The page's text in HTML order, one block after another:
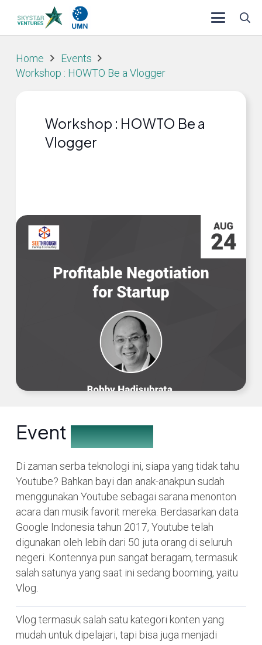
Home
Events
Workshop : HOWTO Be a Vlogger
Workshop : HOWTO Be a
Vlogger
Event Description
Di zaman serba teknologi ini, siapa yang tidak tahu
Youtube? Bahkan bayi dan anak-anakpun sudah
menggunakan Youtube sebagai sarana menonton
acara dan musik favorit mereka. Berdasarkan data
Google Indonesia tahun 2017, Youtube telah
digunakan oleh lebih dari 50 juta orang di seluruh
negeri. Kontennya pun sangat beragam, termasuk
salah satunya yang saat ini sedang booming, yaitu
Vlog.
Vlog termasuk salah satu kategori konten yang
mudah untuk dipelajari, tapi bisa juga menjadi